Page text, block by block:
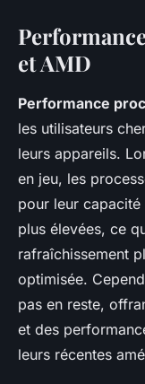
et AMD
Performance
les utilisateurs
leurs appareils.
en jeu, les
pour leur
plus élevées, ce
rafraîchissement
optimisée.
pas en reste,
et des
leurs récentes